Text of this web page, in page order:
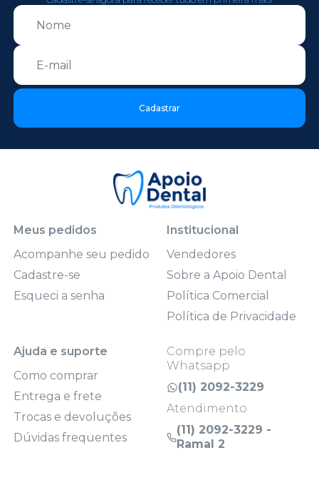
Cadastrar
Meus pedidos
Acompanhe seu pedido
Cadastre-se
Esqueci a senha
Institucional
Vendedores
Sobre a Apoio Dental
Política Comercial
Política de Privacidade
Ajuda e suporte
Como comprar
Entrega e frete
Trocas e devoluções
Dúvidas frequentes
Compre pelo
Whatsapp
(11) 2092-3229
Atendimento
(11) 2092-3229 -
Ramal 2